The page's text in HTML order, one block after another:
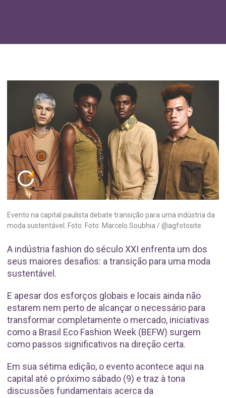
Evento na capital paulista debate transição para uma indústria da
moda sustentável. Foto: Foto: Marcelo Soubhia / @agfotosite
A indústria fashion do século XXI enfrenta um dos
seus maiores desafios: a transição para uma moda
sustentável.
E apesar dos esforços globais e locais ainda não
estarem nem perto de alcançar o necessário para
transformar completamente o mercado, iniciativas
como a Brasil Eco Fashion Week (BEFW) surgem
como passos significativos na direção certa.
Em sua sétima edição, o evento acontece aqui na
capital até o próximo sábado (9) e traz à tona
discussões fundamentais acerca da